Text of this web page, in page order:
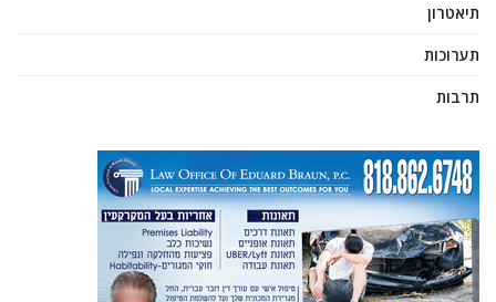
תיאטרון
תערוכות
תרבות